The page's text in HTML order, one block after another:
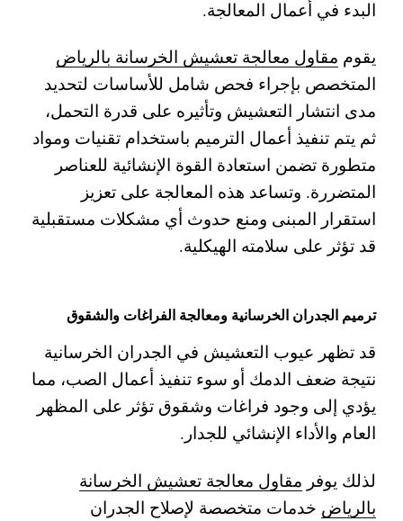
البدء في أعمال المعالجة.
يقوم مقاول معالجة تعشيش الخرسانة بالرياض
المتخصص بإجراء فحص شامل للأساسات لتحديد
مدى انتشار التعشيش وتأثيره على قدرة التحمل،
ثم يتم تنفيذ أعمال الترميم باستخدام تقنيات ومواد
متطورة تضمن استعادة القوة الإنشائية للعناصر
المتضررة. وتساعد هذه المعالجة على تعزيز
استقرار المبنى ومنع حدوث أي مشكلات مستقبلية
قد تؤثر على سلامته الهيكلية.
ترميم الجدران الخرسانية ومعالجة الفراغات والشقوق
قد تظهر عيوب التعشيش في الجدران الخرسانية
نتيجة ضعف الدمك أو سوء تنفيذ أعمال الصب، مما
يؤدي إلى وجود فراغات وشقوق تؤثر على المظهر
العام والأداء الإنشائي للجدار.
لذلك يوفر مقاول معالجة تعشيش الخرسانة
بالرياض خدمات متخصصة لإصلاح الجدران